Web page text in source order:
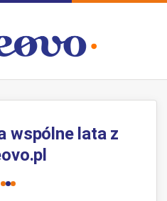
wspólne lata z